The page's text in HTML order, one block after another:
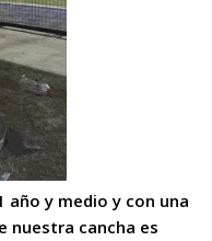
año y medio y con una
nuestra cancha es